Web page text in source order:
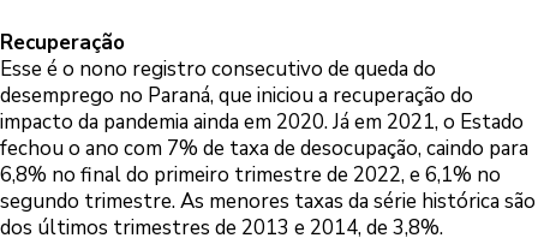
Recuperação
Esse é o nono registro consecutivo de queda do
desemprego no Paraná, que iniciou a recuperação do
impacto da pandemia ainda em 2020. Já em 2021, o Estado
fechou o ano com 7% de taxa de desocupação, caindo para
6,8% no final do primeiro trimestre de 2022, e 6,1% no
segundo trimestre. As menores taxas da série histórica são
dos últimos trimestres de 2013 e 2014, de 3,8%.